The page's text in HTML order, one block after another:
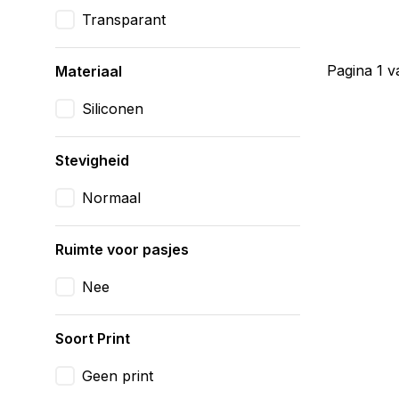
Transparant
Materiaal
Siliconen
Stevigheid
Normaal
Ruimte voor pasjes
Nee
Soort Print
Geen print
Pagina 1